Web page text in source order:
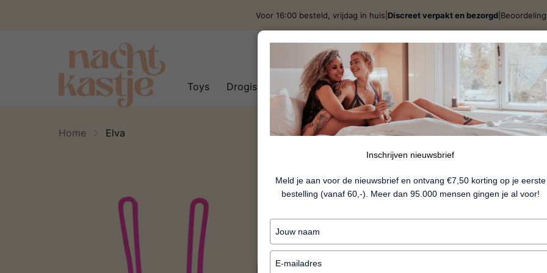
Inschrijven nieuwsbrief
Meld je aan voor de nieuwsbrief en ontvang €7,50 korting op je eerste
bestelling (vanaf 60,-). Meer dan 95.000 mensen gingen je al voor!
naam
Voor 16:00 besteld, vrijdag in huis Discreet verpakt en bezorgd
Toys Drogisterij Spellen & Giftsets Lingerie Fun
Home Elva Elva
€34.99
+ Intensere orgasmes trainen